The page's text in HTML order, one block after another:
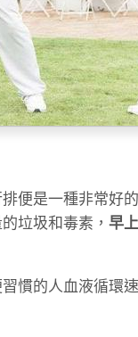
便是一種非常好
垃圾和毒素， 早
慣的人血液循環